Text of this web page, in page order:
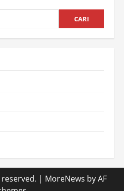
CARI
| MoreNews by AF